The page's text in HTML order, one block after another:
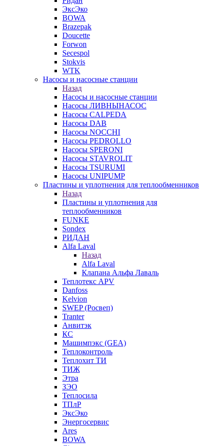
ЭксЭко
BOWA
Brazepak
Doucette
Forwon
Secespol
Stokvis
WTK
Насосы и насосные станции
Назад
Насосы и насосные станции
Насосы ЛИВНЫНАСОС
Насосы CALPEDA
Насосы DAB
Насосы NOCCHI
Насосы PEDROLLO
Насосы SPERONI
Насосы STAVROLIT
Насосы TSURUMI
Насосы UNIPUMP
Пластины и уплотнения для теплообменников
Назад
Пластины и уплотнения для
теплообменников
FUNKE
Sondex
РИДАН
Alfa Laval
Назад
Alfa Laval
Клапана Альфа Лаваль
Теплотекс APV
Danfoss
Kelvion
SWEP (Росвеп)
Tranter
Анвитэк
КС
Машимпэкс (GEA)
Теплоконтроль
Теплохит ТИ
ТИЖ
Этра
ЗЭО
Теплосила
ТПлР
ЭксЭко
Энергосервис
Ares
BOWA